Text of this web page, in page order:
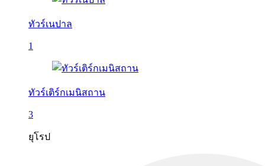
ทัวร์เนปาล
1
ทัวร์เติร์กเมนิสถาน
3
ยุโรป